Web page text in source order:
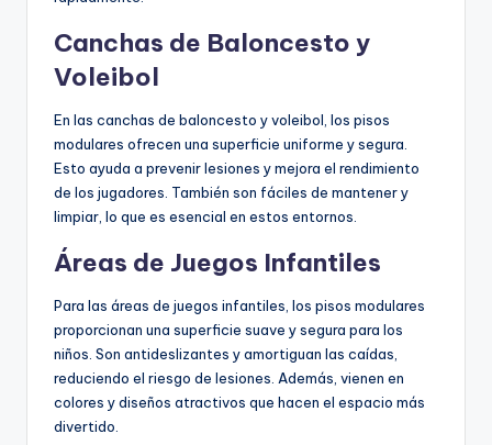
Canchas de Baloncesto y
Voleibol
En las canchas de baloncesto y voleibol, los pisos
modulares ofrecen una superficie uniforme y segura.
Esto ayuda a prevenir lesiones y mejora el rendimiento
de los jugadores. También son fáciles de mantener y
limpiar, lo que es esencial en estos entornos.
Áreas de Juegos Infantiles
Para las áreas de juegos infantiles, los pisos modulares
proporcionan una superficie suave y segura para los
niños. Son antideslizantes y amortiguan las caídas,
reduciendo el riesgo de lesiones. Además, vienen en
colores y diseños atractivos que hacen el espacio más
divertido.